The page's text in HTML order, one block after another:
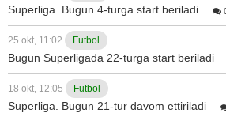
Superliga. Bugun 4-turga start beriladi
25 okt, 11:02 Futbol
Bugun Superligada 22-turga start beriladi
18 okt, 12:05 Futbol
Superliga. Bugun 21-tur davom ettiriladi